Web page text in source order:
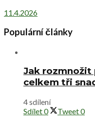
11.4.2026
Populární články
Jak rozmnožit
celkem tři
4 sdílení
Sdílet0 Tweet0